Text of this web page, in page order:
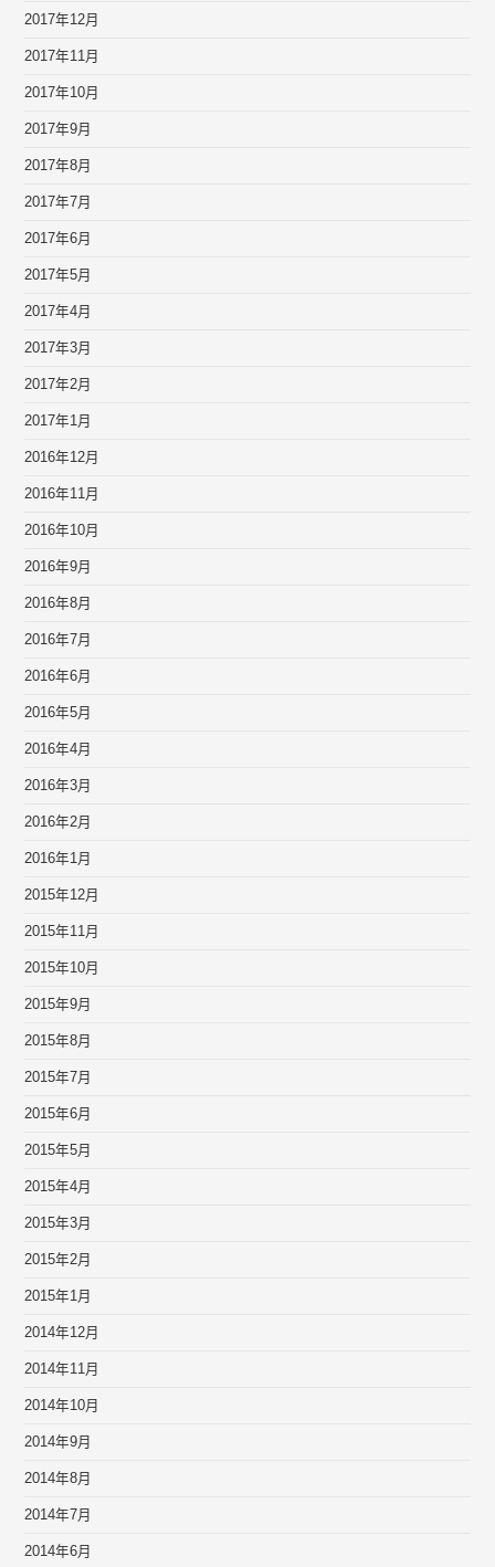
2017年12月
2017年11月
2017年10月
2017年9月
2017年8月
2017年7月
2017年6月
2017年5月
2017年4月
2017年3月
2017年2月
2017年1月
2016年12月
2016年11月
2016年10月
2016年9月
2016年8月
2016年7月
2016年6月
2016年5月
2016年4月
2016年3月
2016年2月
2016年1月
2015年12月
2015年11月
2015年10月
2015年9月
2015年8月
2015年7月
2015年6月
2015年5月
2015年4月
2015年3月
2015年2月
2015年1月
2014年12月
2014年11月
2014年10月
2014年9月
2014年8月
2014年7月
2014年6月